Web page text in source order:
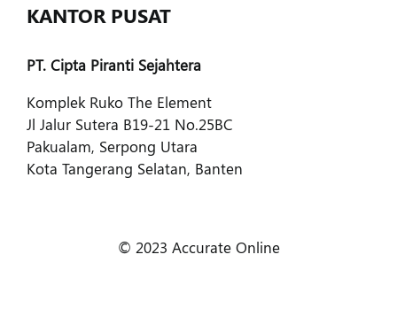
KANTOR PUSAT
PT. Cipta Piranti Sejahtera
Komplek Ruko The Element
Jl Jalur Sutera B19-21 No.25BC
Pakualam, Serpong Utara
Kota Tangerang Selatan, Banten
© 2023 Accurate Online